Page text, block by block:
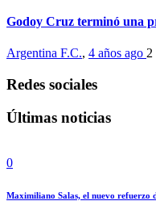
Godoy Cruz terminó una
Argentina F.C., 4 años ago 2
Redes sociales
Últimas noticias
0
Maximiliano Salas, el nuevo refuerzo